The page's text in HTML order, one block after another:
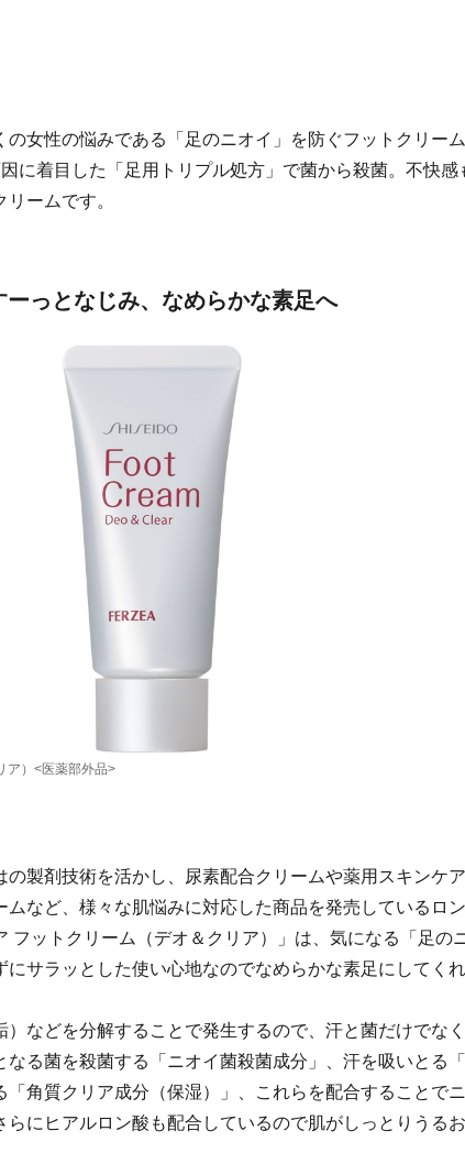
の女性の悩みである「足のニオイ」を防ぐフットクリー
に着目した「足用トリプル処方」で菌から殺菌。不快感
ームです。
っとなじみ、なめらかな素足へ
ア）<医薬部外品>
の製剤技術を活かし、尿素配合クリームや薬用スキンケ
など、様々な肌悩みに対応した商品を発売しているロ
フットクリーム（デオ＆クリア）」は、気になる「足の
サラッとした使い心地なのでなめらかな素足にしてくれ
）などを分解することで発生するので、汗と菌だけでな
る菌を殺菌する「ニオイ菌殺菌成分」、汗を吸いとる
「角質クリア成分（保湿）」、これらを配合することで
らにヒアルロン酸も配合しているので肌がしっとりうる